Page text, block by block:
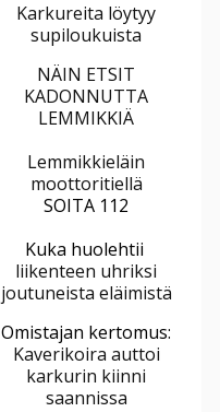
Karkureita löytyy
supiloukuista
NÄIN ETSIT
KADONNUTTA
LEMMIKKIÄ
Lemmikkieläin
moottoritiellä
SOITA 112
Kuka huolehtii
liikenteen uhriksi
joutuneista eläimistä
Omistajan kertomus:
Kaverikoira auttoi
karkurin kiinni
saannissa